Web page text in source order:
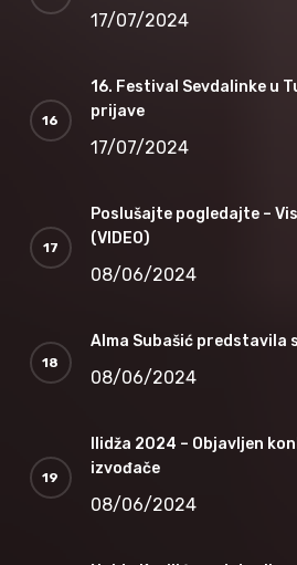
17/07/2024
16. Festival Sevdalinke u
prijave
17/07/2024
Poslušajte pogledajte –
(VIDEO)
08/06/2024
Alma Subašić predstavila
08/06/2024
Ilidža 2024 – Objavljen
izvođače
08/06/2024